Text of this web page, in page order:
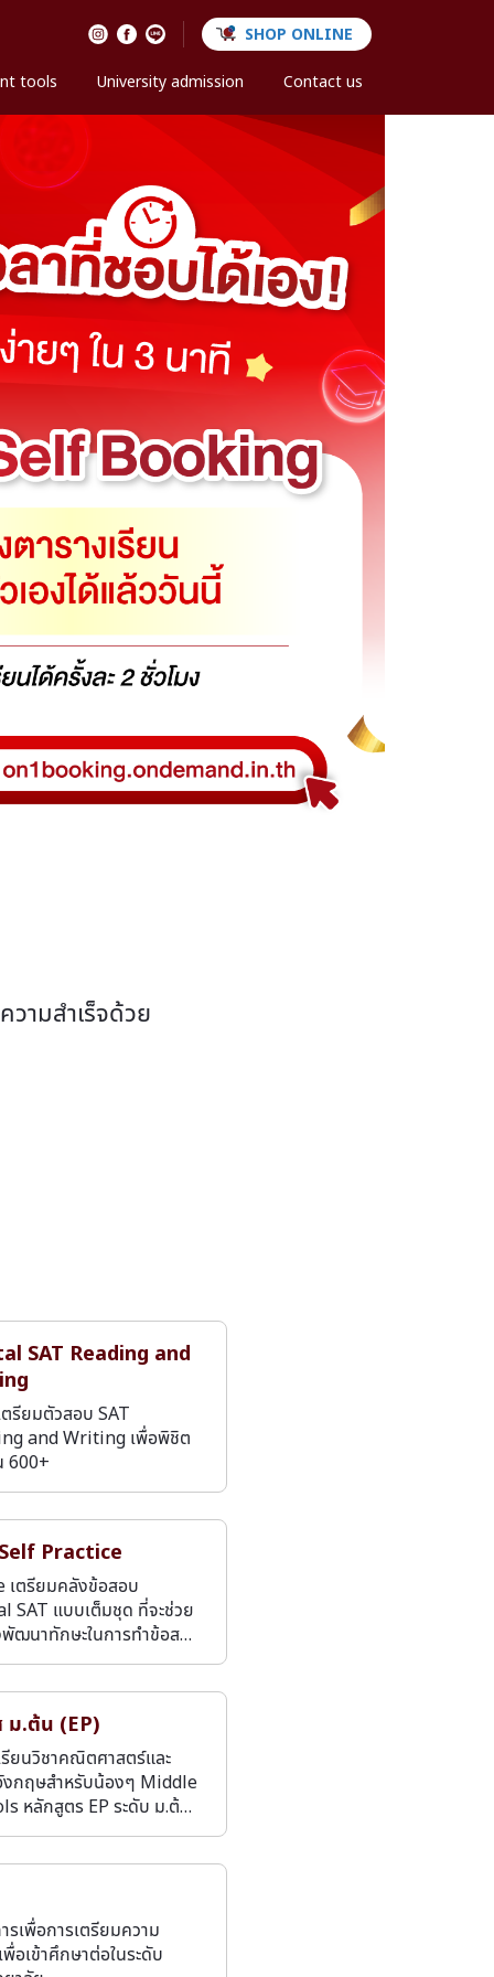
SHOP ONLINE
tools University admission Contact us
วามสำเร็จด้วย
SAT Reading and
รียมตัวสอบ SAT
and Writing เพื่อพิชิต
600+
Practice
เตรียมคลังข้อสอบ
SAT แบบเต็มชุด ที่จะช่วย
พัฒนาทักษะในการทำข้อส…
ม.ต้น (EP)
รียนวิชาคณิตศาสตร์และ
งกฤษสำหรับน้องๆ Middle
หลักสูตร EP ระดับ ม.ต้…
รเพื่อการเตรียมความ
อเข้าศึกษาต่อในระดับ